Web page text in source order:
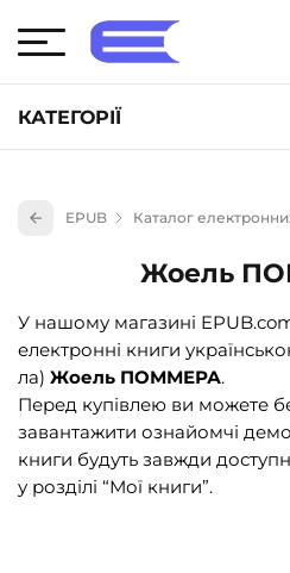
КАТЕГОРІЇ
Книги для дітей (836)
Книги для підлітків (240)
Науково-популярна
Навчальна література та
Енциклопедії, довідники,
Подарункові сертифікати (1)
EPUB Каталог
Жоель
У нашому магазині
електронні книги
ла) Жоель ПОММЕРА.
Перед купівлею ви можете
завантажити ознайомчі
книги будуть завжди
у розділі “Мої книги”.